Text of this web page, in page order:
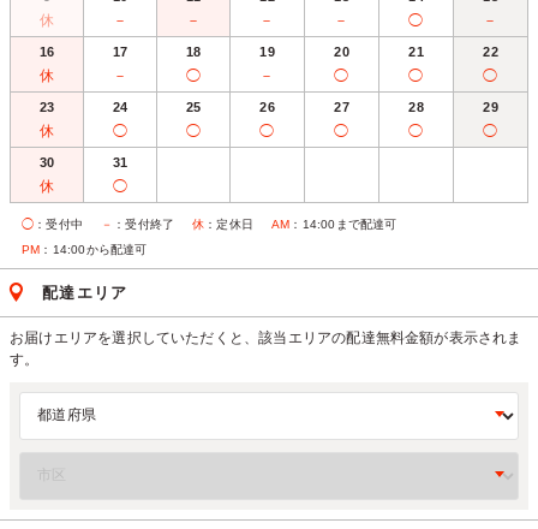
休 － － － － ◯ －
16
休
17
－
18
◯
19
－
20
◯
21
◯
22
◯
23
休
24
◯
25
◯
26
◯
27
◯
28
◯
29
◯
30
休
31
◯
◯ ：受付中 － ：受付終了 休 ：定休日 AM ：14:00まで配達可
PM ：14:00から配達可
配達エリア
お届けエリアを選択していただくと、該当エリアの配達無料金額が表示されま
す。